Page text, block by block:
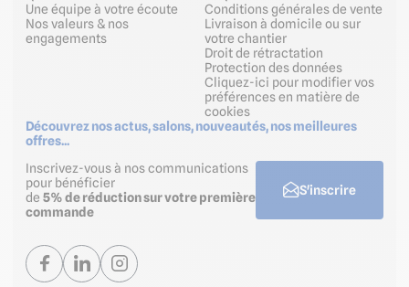
Une équipe à votre écoute
Nos valeurs & nos
engagements
Conditions générales de vente
Livraison à domicile ou sur
votre chantier
Droit de rétractation
Protection des données
Cliquez-ici pour modifier vos
préférences en matière de
cookies
Découvrez nos actus, salons, nouveautés, nos meilleures
offres...
Inscrivez-vous à nos communications
pour bénéficier
de 5% de réduction sur votre première
commande
S'inscrire